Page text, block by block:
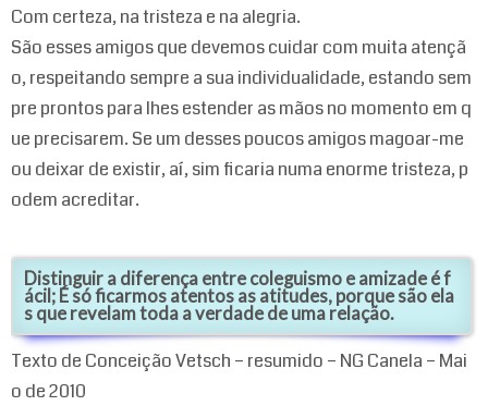
Com certeza, na tristeza e na alegria.
São esses amigos que devemos cuidar com muita atençã
o, respeitando sempre a sua individualidade, estando sem
pre prontos para lhes estender as mãos no momento em q
ue precisarem. Se um desses poucos amigos magoar-me
ou deixar de existir, aí, sim ficaria numa enorme tristeza, p
odem acreditar.
Distinguir a diferença entre coleguismo e amizade é f
ácil; É só ficarmos atentos as atitudes, porque são ela
s que revelam toda a verdade de uma relação.
Texto de Conceição Vetsch – resumido – NG Canela – Mai
o de 2010